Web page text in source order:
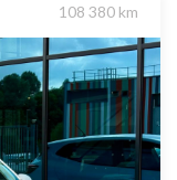
108 380 km